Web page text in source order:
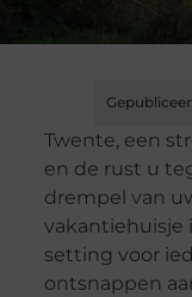
Twente, een
en de rust u
drempel van
vakantiehuisje
setting voor
ontsnappen